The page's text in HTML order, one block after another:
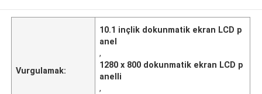
Vurgulamak:
10.1 inçlik dokunmatik ekran LCD p
anel
,
1280 x 800 dokunmatik ekran LCD p
anelli
,